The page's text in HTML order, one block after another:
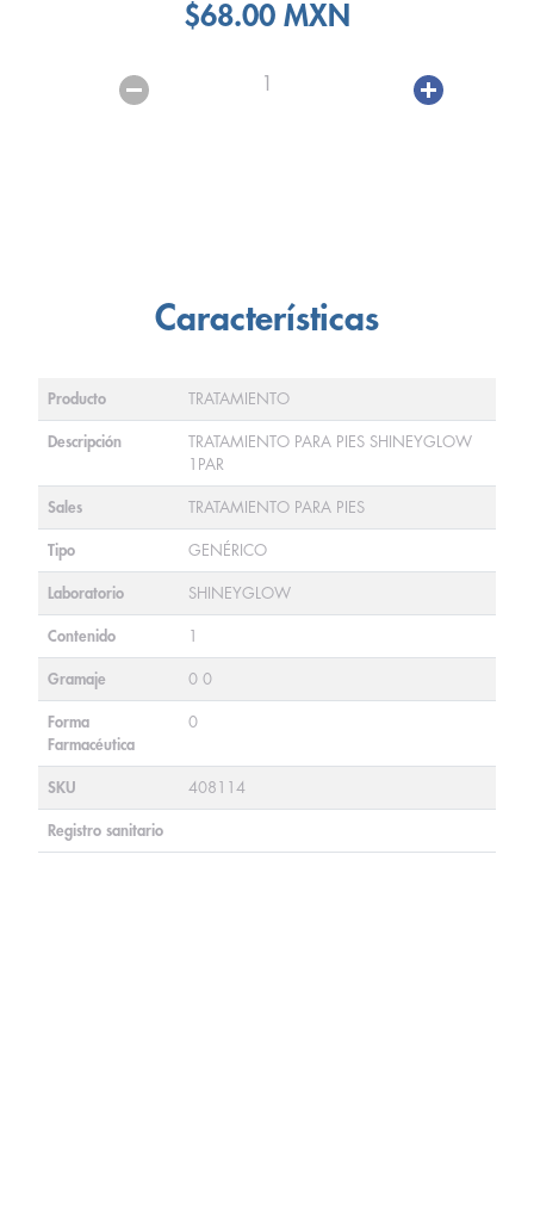
$68.00 MXN
1
Características
Producto TRATAMIENTO
Descripción
TRATAMIENTO PARA PIES SHINEYGLOW
1PAR
Sales TRATAMIENTO PARA PIES
Tipo GENÉRICO
Laboratorio SHINEYGLOW
Contenido 1
Gramaje 0 0
Forma
Farmacéutica
0
SKU 408114
Registro sanitario